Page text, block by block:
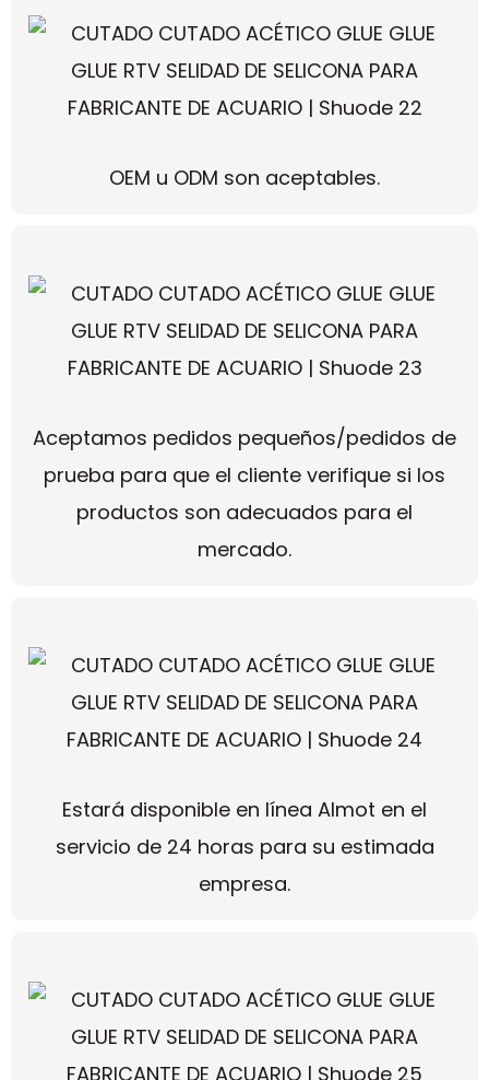
OEM u ODM son aceptables.
Aceptamos pedidos pequeños/pedidos de
prueba para que el cliente verifique si los
productos son adecuados para el
mercado.
Estará disponible en línea Almot en el
servicio de 24 horas para su estimada
empresa.